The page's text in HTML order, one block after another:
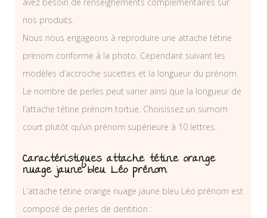
avez besoin de renseignements complémentaires sur
nos produits.
Nous nous engageons à reproduire une attache tétine
prénom conforme à la photo. Cependant suivant les
modèles d’accroche sucettes et la longueur du prénom.
Le nombre de perles peut varier ainsi que la longueur de
l’attache tétine prénom tortue. Choisissez un surnom
court plutôt qu’un prénom supérieure à 10 lettres.
Caractéristiques attache tétine orange
nuage jaune bleu Léo prénom
L’attache tétine orange nuage jaune bleu Léo prénom est
composé de perles de dentition :